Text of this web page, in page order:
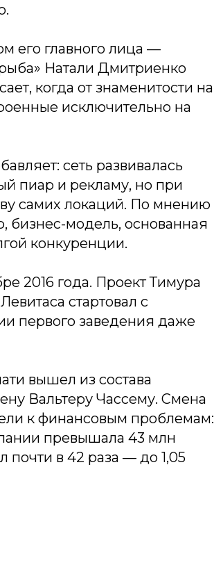
его главного лица —
Натали Дмитриенко
когда от знаменитости на
исключительно на
сеть развивалась
пиар и рекламу, но при
самих локаций. По мнению
бизнес-модель, основанная
конкуренции.
2016 года. Проект Тимура
стартовал с
первого заведения даже
вышел из состава
Вальтеру Чассему. Смена
к финансовым проблемам:
превышала 43 млн
почти в 42 раза — до 1,05